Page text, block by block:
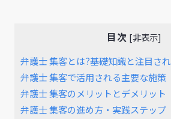
目次 [非表示]
弁護士 集客とは?基礎知識と注目さ
弁護士 集客で活用される主要な施策
弁護士 集客のメリットとデメリット
弁護士 集客の進め方・実践ステップ